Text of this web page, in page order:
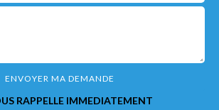
RAPPELLE IMMEDIATEMENT